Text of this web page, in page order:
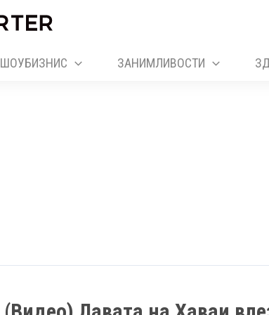
ШОУБИЗНИС ЗАНИМЛИВОСТИ